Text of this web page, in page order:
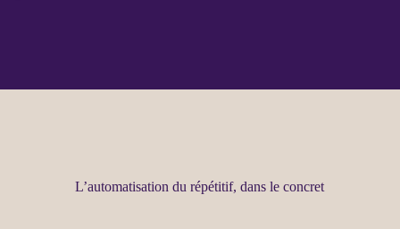
L’automatisation du répétitif, dans le concret